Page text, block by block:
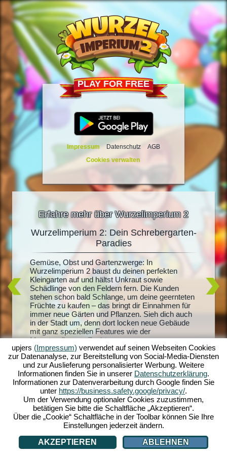
PLAY FOR FREE
Impressum Datenschutz
AGB
Cookies verwalten
Erfahre mehr über Wurzelimperium 2
2
zu
auch
Wurzelimperium 2: Dein Schrebergarten-
Paradies
Gemüse, Obst und Gartenzwerge: In
Wurzelimperium 2 baust du deinen perfekten
Kleingarten auf und hältst Unkraut sowie
Schädlinge von den Feldern fern. Die Kunden
stehen schon bald Schlange, um deine geernteten
Früchte zu kaufen – das bringt dir Einnahmen für
immer neue Gärten und Pflanzen. Sieh dich auch
in der Stadt um, denn dort locken neue Gebäude
mit ganz speziellen Features wie der
Monsterpflanzen-Zucht...
Du
dich
und
upjers (Impressum) verwendet auf seinen Webseiten Cookies
zur Datenanalyse, zur Bereitstellung von Social-Media-Diensten
und zur Auslieferung personalisierter Werbung. Weitere
Informationen finden Sie in unserer Datenschutzerklärung.
Informationen zur Datenverarbeitung durch Google finden Sie
unter https://business.safety.google/privacy/.
Um der Verwendung optionaler Cookies zuzustimmen,
betätigen Sie bitte die Schaltfläche „Akzeptieren“.
Über die „Cookie“ Schaltfläche in der Toolbar können Sie Ihre
Einstellungen jederzeit ändern.
AKZEPTIEREN
ABLEHNEN